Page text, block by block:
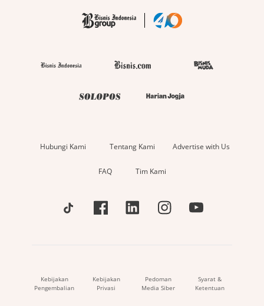
Hubungi Kami Tentang Kami Advertise with Us
FAQ Tim Kami
Kebijakan
Pengembalian
Kebijakan
Privasi
Pedoman
Media Siber
Syarat &
Ketentuan